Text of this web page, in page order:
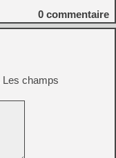
0 commentaire
Les champs